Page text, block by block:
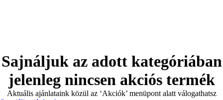
Sajnáljuk az adott kategóriában
jelenleg nincsen akciós termék
Aktuális ajánlataink közül az ‘Akciók’ menüpont alatt válogathatsz